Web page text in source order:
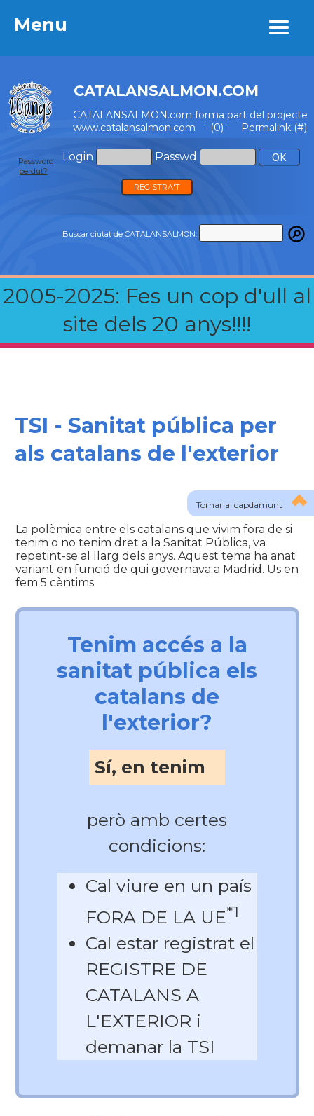
Menu
CATALANSALMON.COM
CATALANSALMON.com forma part del projecte
www.catalansalmon.com - (0) - Permalink (#)
Login Passwd
Password
perdut?
REGISTRA'T
Buscar ciutat de CATALANSALMON:
2005-2025: Fes un cop d'ull al
site dels 20 anys!!!!
Menu
Tornar al capdamunt
TSI - Sanitat pública per
als catalans de l'exterior
La polèmica entre els catalans que vivim fora de si
tenim o no tenim dret a la Sanitat Pública, va
repetint-se al llarg dels anys. Aquest tema ha anat
variant en funció de qui governava a Madrid. Us en
fem 5 cèntims.
Tenim accés a la
sanitat pública els
catalans de
l'exterior?
Sí, en tenim
però amb certes
condicions:
Cal viure en un país
FORA DE LA UE*1
Cal estar registrat el
REGISTRE DE
CATALANS A
L'EXTERIOR i
demanar la TSI